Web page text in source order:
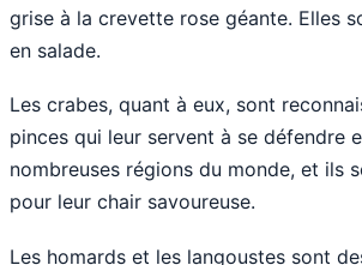
grise à la crevette rose géante. Elles
en salade.
Les crabes, quant à eux, sont
pinces qui leur servent à se défendre
nombreuses régions du monde, et ils
pour leur chair savoureuse.
Les homards et les langoustes sont